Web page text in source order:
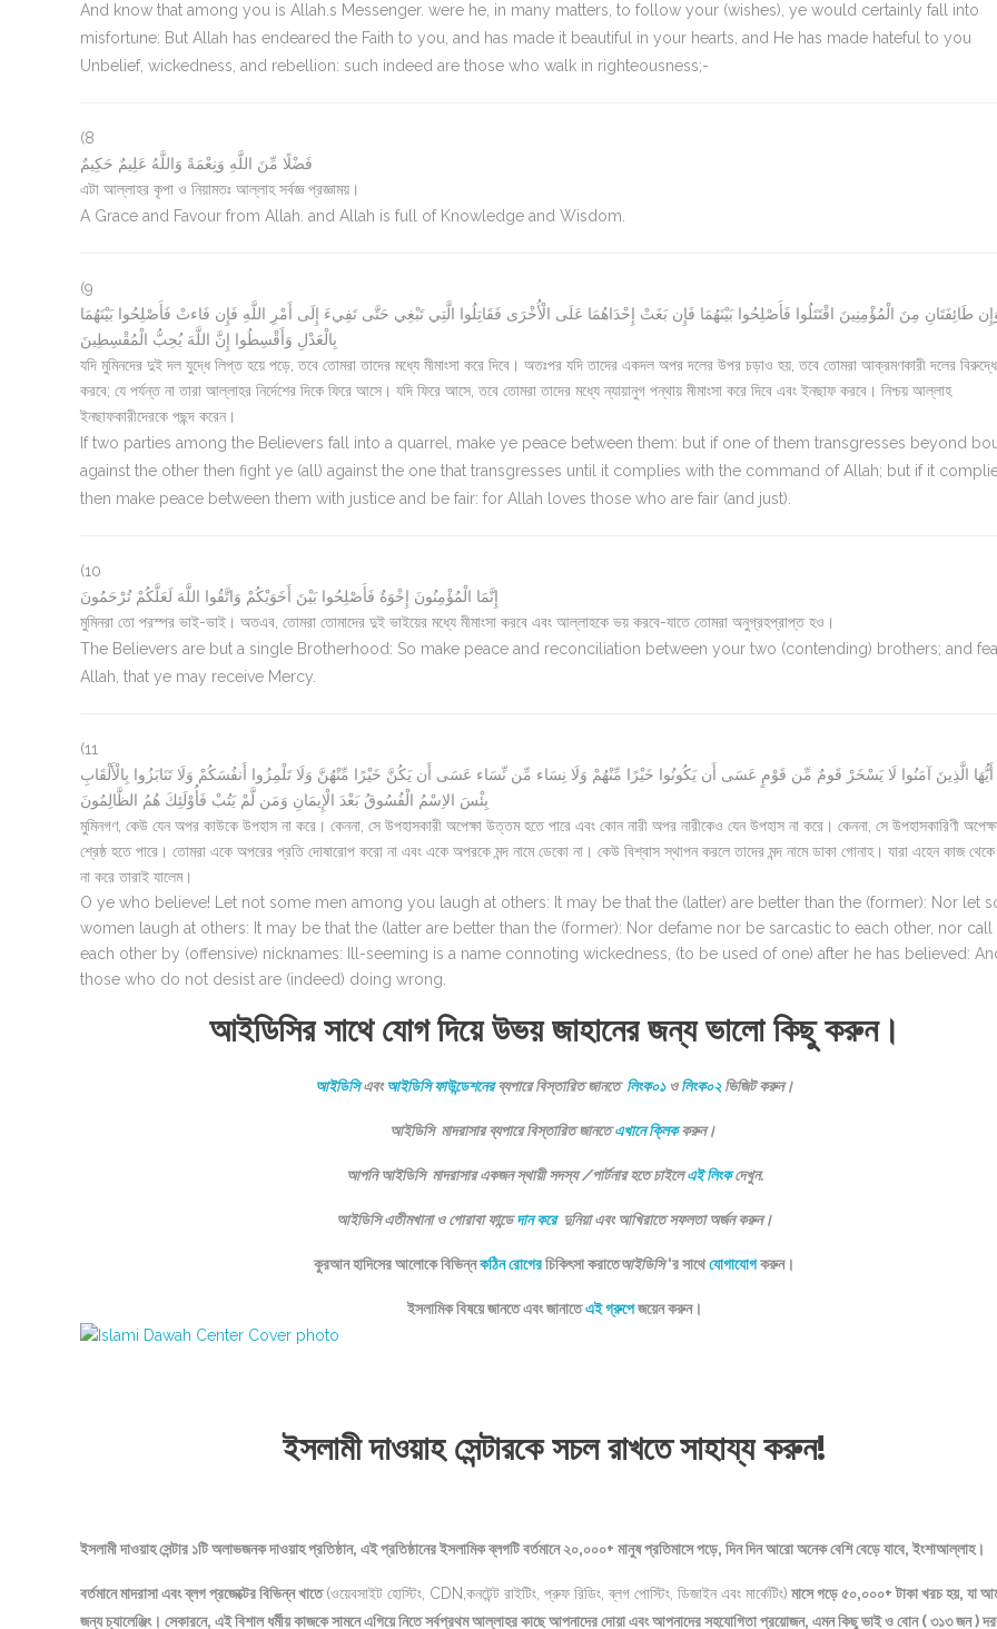
And know that among you is Allah.s Messenger. were he, in many matters, to follow your (wishes), ye would certainly fall into
misfortune: But Allah has endeared the Faith to you, and has made it beautiful in your hearts, and He has made hateful to you
Unbelief, wickedness, and rebellion: such indeed are those who walk in righteousness;-
(8
فَضْلًا مِّنَ اللَّهِ وَنِعْمَةً وَاللَّهُ عَلِيمٌ حَكِيمٌ
এটা আল্লাহর কৃপা ও নিয়ামতঃ আল্লাহ সর্বজ্ঞ প্রজ্ঞাময়।
A Grace and Favour from Allah. and Allah is full of Knowledge and Wisdom.
(9
طَائِفَتَانِ مِنَ الْمُؤْمِنِينَ اقْتَتَلُوا فَأَصْلِحُوا بَيْنَهُمَا فَإِن بَغَتْ إِحْدَاهُمَا عَلَى الْأُخْرَى فَقَاتِلُوا الَّتِي تَبْغِي حَتَّى تَفِيءَ إِلَى أَمْرِ اللَّهِ فَإِن فَاءتْ فَأَصْلِحُوا بَيْنَهُمَا
بِالْعَدْلِ وَأَقْسِطُوا إِنَّ اللَّهَ يُحِبُّ الْمُقْسِطِينَ
যদি মুমিনদের দুই দল যুদ্ধে লিপ্ত হয়ে পড়ে, তবে তোমরা তাদের মধ্যে মীমাংসা করে দিবে। অতঃপর যদি তাদের একদল অপর দলের উপর চড়াও হয়, তবে তোমরা আক্রমণকারী দলের
করবে; যে পর্যন্ত না তারা আল্লাহর নির্দেশের দিকে ফিরে আসে। যদি ফিরে আসে, তবে তোমরা তাদের মধ্যে ন্যায়ানুগ পন্থায় মীমাংসা করে দিবে এবং ইনছাফ করবে। নিশ্চয় আল্লাহ
ইনছাফকারীদেরকে পছন্দ করেন।
If two parties among the Believers fall into a quarrel, make ye peace between them: but if one of them transgresses beyond
against the other then fight ye (all) against the one that transgresses until it complies with the command of Allah; but if it
then make peace between them with justice and be fair: for Allah loves those who are fair (and just).
(10
إِنَّمَا الْمُؤْمِنُونَ إِخْوَةٌ فَأَصْلِحُوا بَيْنَ أَخَوَيْكُمْ وَاتَّقُوا اللَّهَ لَعَلَّكُمْ تُرْحَمُونَ
মুমিনরা তো পরস্পর ভাই-ভাই। অতএব, তোমরা তোমাদের দুই ভাইয়ের মধ্যে মীমাংসা করবে এবং আল্লাহকে ভয় করবে-যাতে তোমরা অনুগ্রহপ্রাপ্ত হও।
The Believers are but a single Brotherhood: So make peace and reconciliation between your two (contending) brothers; and
Allah, that ye may receive Mercy.
(11
أَيُّهَا الَّذِينَ آمَنُوا لَا يَسْخَرْ قَومٌ مِّن قَوْمٍ عَسَى أَن يَكُونُوا خَيْرًا مِّنْهُمْ وَلَا نِسَاء مِّن نِّسَاء عَسَى أَن يَكُنَّ خَيْرًا مِّنْهُنَّ وَلَا تَلْمِزُوا أَنفُسَكُمْ وَلَا تَنَابَزُوا بِالْأَلْقَابِ
بِئْسَ الاِسْمُ الْفُسُوقُ بَعْدَ الْإِيمَانِ وَمَن لَّمْ يَتُبْ فَأُوْلَئِكَ هُمُ الظَّالِمُونَ
মুমিনগণ, কেউ যেন অপর কাউকে উপহাস না করে। কেননা, সে উপহাসকারী অপেক্ষা উত্তম হতে পারে এবং কোন নারী অপর নারীকেও যেন উপহাস না করে। কেননা, সে উপহাসকারিণী
শ্রেষ্ঠ হতে পারে। তোমরা একে অপরের প্রতি দোষারোপ করো না এবং একে অপরকে মন্দ নামে ডেকো না। কেউ বিশ্বাস স্থাপন করলে তাদের মন্দ নামে ডাকা গোনাহ। যারা এহেন কাজ
না করে তারাই যালেম।
O ye who believe! Let not some men among you laugh at others: It may be that the (latter) are better than the (former): Nor let
women laugh at others: It may be that the (latter are better than the (former): Nor defame nor be sarcastic to each other, nor call
each other by (offensive) nicknames: Ill-seeming is a name connoting wickedness, (to be used of one) after he has believed:
those who do not desist are (indeed) doing wrong.
আইডিসির সাথে যোগ দিয়ে উভয় জাহানের জন্য ভালো কিছু করুন।
আইডিসিএবংআইডিসি ফাউন্ডেশনেরব্যপারে বিস্তারিত জানতে লিংক০১ওলিংক০২ ভিজিট করুন।
আইডিসি মাদরাসার ব্যপারে বিস্তারিত জানতেএখানে ক্লিককরুন।
আপনি আইডিসি মাদরাসার একজন স্থায়ী সদস্য /পার্টনার হতে চাইলেএই লিংকদেখুন.
আইডিসি এতীমখানা ও গোরাবা ফান্ডেদান করে দুনিয়া এবং আখিরাতে সফলতা অর্জন করুন।
কুরআন হাদিসের আলোকে বিভিন্নকঠিন রোগেরচিকিৎসা করাতেআইডিসি‘র সাথেযোগাযোগকরুন।
ইসলামিক বিষয়ে জানতে এবং জানাতেএই গ্রুপেজয়েন করুন।
ইসলামী দাওয়াহ সেন্টারকে সচল রাখতে সাহায্য করুন!
ইসলামী দাওয়াহ সেন্টার ১টি অলাভজনক দাওয়াহ প্রতিষ্ঠান, এই প্রতিষ্ঠানের ইসলামিক ব্লগটি বর্তমানে ২০,০০০+ মানুষ প্রতিমাসে পড়ে, দিন দিন আরো অনেক বেশি বেড়ে যাবে, ইংশাআল্লাহ।
বর্তমানে মাদরাসা এবং ব্লগ প্রজেক্টের বিভিন্ন খাতে(ওয়েবসাইট হোস্টিং, CDN,কনটেন্ট রাইটিং, প্রুফ রিডিং, ব্লগ পোস্টিং, ডিজাইন এবং মার্কেটিং) মাসে গড়ে ৫০,০০০+ টাকা খরচ হয়, যা
জন্য চ্যালেঞ্জিং। সেকারনে, এই বিশাল ধর্মীয় কাজকে সামনে এগিয়ে নিতে সর্বপ্রথম আল্লাহর কাছে আপনাদের দোয়া এবং আপনাদের সহযোগিতা প্রয়োজন, এমন কিছু ভাই ও বোন ( ৩১৩ জন )